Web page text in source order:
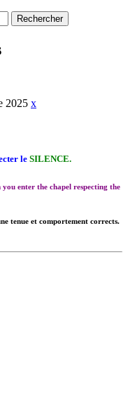
2025 x
le SILENCE.
enter the chapel respecting the
tenue et comportement corrects.